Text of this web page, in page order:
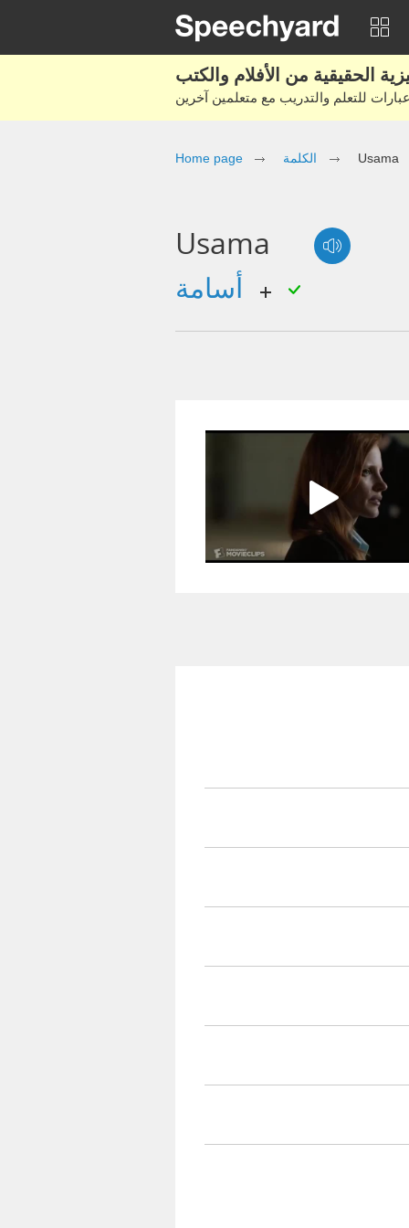
Home page الكلمة Usama
Usama